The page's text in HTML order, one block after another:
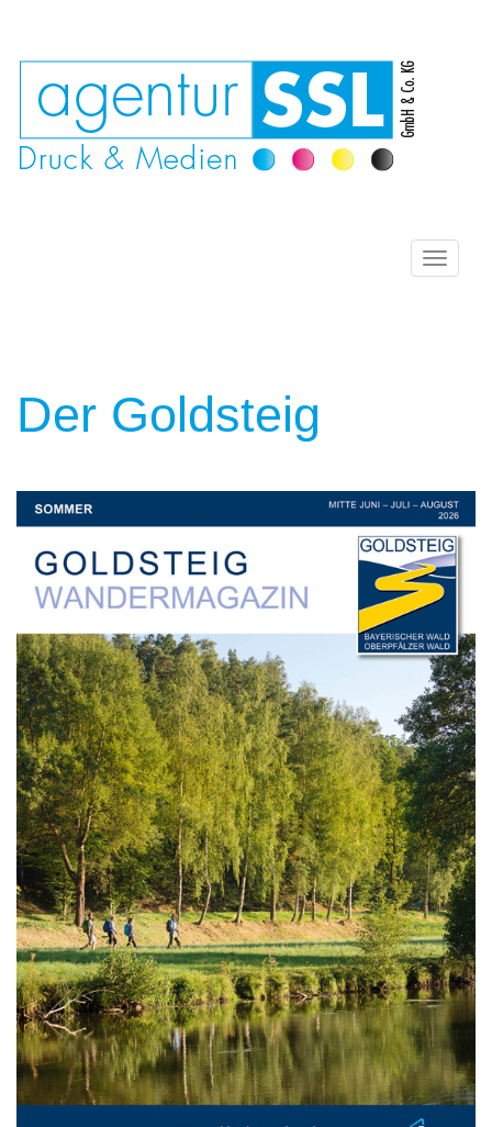
ein-/
Der Goldsteig